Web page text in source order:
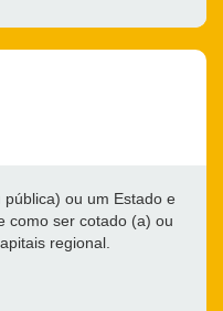
ou um Estado e
como ser cotado (a) ou
regional.